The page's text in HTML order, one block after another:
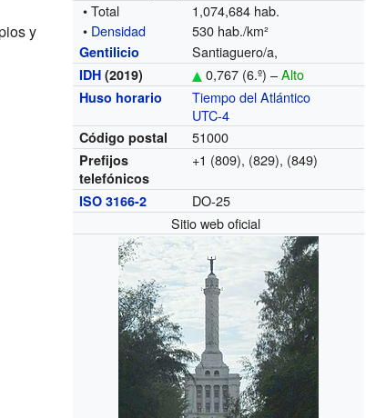
• Total
1,074,684 hab.
• Densidad 530 hab./km²
Gentilicio Santiaguero/a,
IDH (2019) 0,767 (6.º) –Alto
Huso horario
Tiempo del Atlántico
UTC-4
Código postal 51000
Prefijos
telefónicos
+1 (809), (829), (849)
ISO 3166-2
DO-25
Sitio web oficial
y